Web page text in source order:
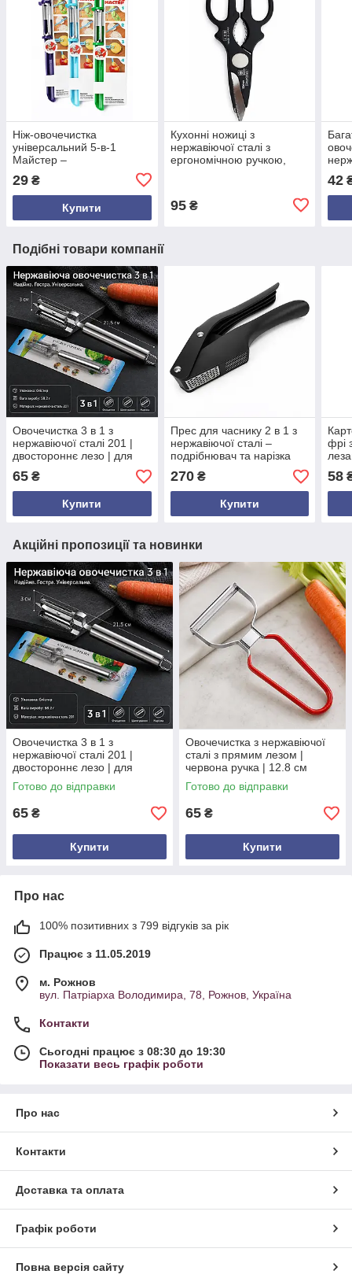
Ніж-овочечистка
універсальний 5-в-1
Майстер –
кухонний інструмент для
овочів і фруктів
29 ₴
Купити
Кухонні ножиці з
нержавіючої сталі з
ергономічною ручкою,
95₴
42
Подібні товари компанії
Овочечистка 3 в 1 з
нержавіючої сталі 201 |
двостороннє лезо | для
овочів і фруктів | 21,5 см
65 ₴
Купити
Прес для часнику 2 в 1 з
нержавіючої сталі –
подрібнювач та нарізка
скибочками, ручний
кухонний гаджет
270₴
Купити
фрі
58
Акційні пропозиції та новинки
Овочечистка 3 в 1 з
нержавіючої сталі 201 |
двостороннє лезо | для
овочів і фруктів | 21,5 см
Готово до відправки
65 ₴
Купити
Овочечистка з нержавіючої
сталі з прямим лезом |
червона ручка | 12.8 см
Готово до відправки
65 ₴
Купити
Про нас
100% позитивних з 799 відгуків за рік
Працює з 11.05.2019
м. Рожнов
вул. Патріарха Володимира, 78, Рожнов, Україна
Контакти
Сьогодні працює з 08:30 до 19:30
Показати весь графік роботи
Про нас
Контакти
Доставка та оплата
Графік роботи
Повна версія сайту